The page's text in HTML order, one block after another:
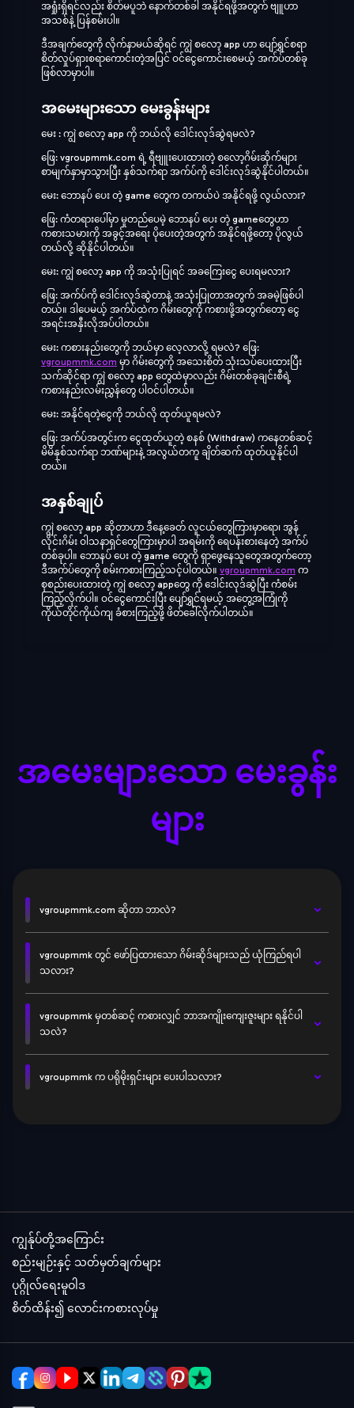
အရှုံးရှိရင်လည်း စိတ်မပူဘဲ နောက်တစ်ခါ အနိုင်ရဖို့အတွက် ဗျူဟာ
အသစ်နဲ့ ပြန်စမ်းပါ။
ဒီအချက်တွေကို လိုက်နာမယ်ဆိုရင် ကျွဲ စလော့ app ဟာ ပျော်ရွှင်စရာ
စိတ်လှုပ်ရှားစရာကောင်းတဲ့အပြင် ဝင်ငွေကောင်းစေမယ့် အက်ပ်တစ်ခု
ဖြစ်လာမှာပါ။
အမေးများသော မေးခွန်းများ
မေး : ကျွဲ စလော့ app ကို ဘယ်လို ဒေါင်းလုဒ်ဆွဲရမလဲ?
ဖြေ: vgroupmmk.com ရဲ့ ရီဗျူးပေးထားတဲ့ စလော့ဂိမ်းဆိုက်များ
စာမျက်နှာမှာသွားပြီး နှစ်သက်ရာ အက်ပ်ကို ဒေါင်းလုဒ်ဆွဲနိုင်ပါတယ်။
မေး: ဘောနပ် ပေး တဲ့ game တွေက တကယ်ပဲ အနိုင်ရဖို့ လွယ်လား?
ဖြေ: ကံတရားပေါ်မှာ မူတည်ပေမဲ့ ဘောနပ် ပေး တဲ့ gameတွေဟာ
ကစားသမားကို အခွင့်အရေး ပိုပေးတဲ့အတွက် အနိုင်ရဖို့တော့ ပိုလွယ်
တယ်လို့ ဆိုနိုင်ပါတယ်။
မေး: ကျွဲ စလော့ app ကို အသုံးပြုရင် အခကြေးငွေ ပေးရမလား?
ဖြေ: အက်ပ်ကို ဒေါင်းလုဒ်ဆွဲတာနဲ့ အသုံးပြုတာအတွက် အခမဲ့ဖြစ်ပါ
တယ်။ ဒါပေမယ့် အက်ပ်ထဲက ဂိမ်းတွေကို ကစားဖို့အတွက်တော့ ငွေ
အရင်းအနှီးလိုအပ်ပါတယ်။
မေး: ကစားနည်းတွေကို ဘယ်မှာ လေ့လာလို့ ရမလဲ? ဖြေ:
vgroupmmk.com မှာ ဂိမ်းတွေကို အသေးစိတ် သုံးသပ်ပေးထားပြီး
သက်ဆိုင်ရာ ကျွဲ စလော့ app တွေထဲမှာလည်း ဂိမ်းတစ်ခုချင်းစီရဲ့
ကစားနည်းလမ်းညွှန်တွေ ပါဝင်ပါတယ်။
မေး: အနိုင်ရတဲ့ငွေကို ဘယ်လို ထုတ်ယူရမလဲ?
ဖြေ: အက်ပ်အတွင်းက ငွေထုတ်ယူတဲ့ စနစ် (Withdraw) ကနေတစ်ဆင့်
မိမိနှစ်သက်ရာ ဘဏ်များနဲ့ အလွယ်တကူ ချိတ်ဆက် ထုတ်ယူနိုင်ပါ
တယ်။
အနှစ်ချုပ်
ကျွဲ စလော့ app ဆိုတာဟာ ဒီနေ့ခေတ် လူငယ်တွေကြားမှာရော၊ အွန်
လိုင်းဂိမ်း ဝါသနာရှင်တွေကြားမှာပါ အရမ်းကို ရေပန်းစားနေတဲ့ အက်ပ်
တစ်ခုပါ။ ဘောနပ် ပေး တဲ့ game တွေကို ရှာဖွေနေသူတွေအတွက်တော့
ဒီအက်ပ်တွေကို စမ်းကစားကြည့်သင့်ပါတယ်။ vgroupmmk.com က
စုစည်းပေးထားတဲ့ ကျွဲ စလော့ appတွေ ကို ဒေါင်းလုဒ်ဆွဲပြီး ကံစမ်း
ကြည့်လိုက်ပါ။ ဝင်ငွေကောင်းပြီး ပျော်ရွှင်ရမယ့် အတွေ့အကြုံကို
ကိုယ်တိုင်ကိုယ်ကျ ခံစားကြည့်ဖို့ ဖိတ်ခေါ်လိုက်ပါတယ်။
အမေးများသော မေးခွန်း
များ
vgroupmmk.com ဆိုတာ ဘာလဲ?
vgroupmmk တွင် ဖော်ပြထားသော ဂိမ်းဆိုဒ်များသည် ယုံကြည်ရပါ
သလား?
vgroupmmk မှတစ်ဆင့် ကစားလျှင် ဘာအကျိုးကျေးဇူးများ ရနိုင်ပါ
သလဲ?
vgroupmmk က ပရိုမိုးရှင်းများ ပေးပါသလား?
ကျွန်ုပ်တို့အကြောင်း
စည်းမျဉ်းနှင့် သတ်မှတ်ချက်များ
ပုဂ္ဂိုလ်ရေးမူဝါဒ
စိတ်ထိန်း၍ လောင်းကစားလုပ်မှု